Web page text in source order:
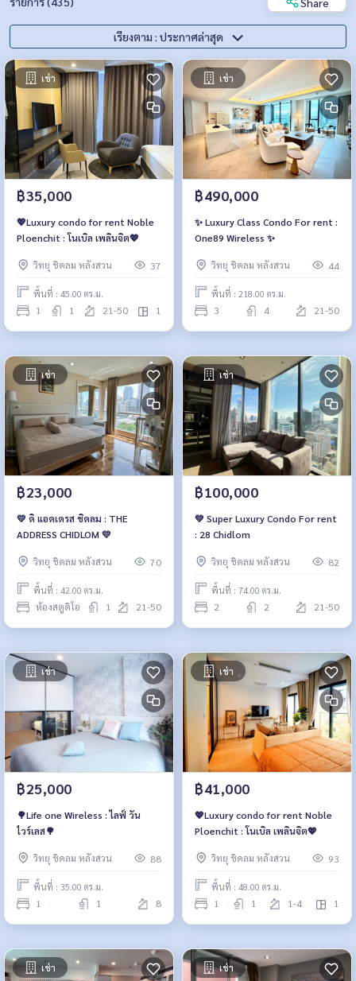
เรียงตาม : ประกาศล่าสุด
เช่า
฿35,000
💖Luxury condo for rent Noble
Ploenchit : โนเบิล เพลินจิต💖
วิทยุ ชิดลม หลังสวน 37
พื้นที่ : 45.00 ตร.ม.
1 1 21-50 1
เช่า
฿490,000
✨ Luxury Class Condo For rent :
One89 Wireless ✨
วิทยุ ชิดลม หลังสวน 44
พื้นที่ : 218.00 ตร.ม.
3 4 21-50
เช่า
฿23,000
💛 ดิ แอดเดรส ชิดลม : THE
ADDRESS CHIDLOM 💛
วิทยุ ชิดลม หลังสวน 70
พื้นที่ : 42.00 ตร.ม.
ห้องสตูดิโอ 1 21-50
เช่า
฿100,000
💚 Super Luxury Condo For rent
: 28 Chidlom
วิทยุ ชิดลม หลังสวน 82
พื้นที่ : 74.00 ตร.ม.
2 2 21-50
เช่า
฿25,000
🌳Life one Wireless : ไลฟ์ วัน
ไวร์เลส🌳
วิทยุ ชิดลม หลังสวน 88
พื้นที่ : 35.00 ตร.ม.
1 1 8
เช่า
฿41,000
💖Luxury condo for rent Noble
Ploenchit : โนเบิล เพลินจิต💖
วิทยุ ชิดลม หลังสวน 93
พื้นที่ : 48.00 ตร.ม.
1 1 1-4 1
เช่า เช่า